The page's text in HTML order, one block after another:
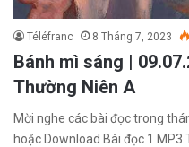
Téléfranc 8 Tháng 7, 2023
Bánh mì sáng |
Thường Niên A
Mời nghe các bài đọc trong
hoặc Download Bài đọc 1 MP3